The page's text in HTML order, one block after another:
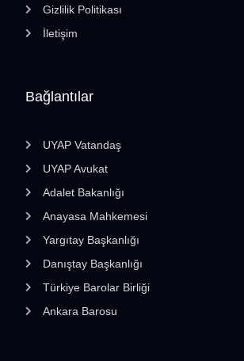
Bağlantılar
UYAP Vatandaş
UYAP Avukat
Adalet Bakanlığı
Anayasa Mahkemesi
Yargıtay Başkanlığı
Danıştay Başkanlığı
Türkiye Barolar Birliği
Ankara Barosu
Gizlilik Politikası
İletişim